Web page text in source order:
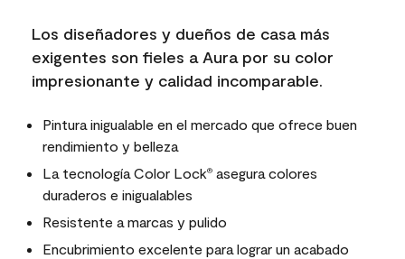
Los diseñadores y dueños de casa más
exigentes son fieles a Aura por su color
impresionante y calidad incomparable.
Pintura inigualable en el mercado que ofrece buen
rendimiento y belleza
La tecnología Color Lock® asegura colores
duraderos e inigualables
Resistente a marcas y pulido
Encubrimiento excelente para lograr un acabado